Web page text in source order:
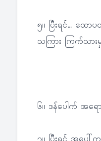
၅။ ပြီးရင်… ထေ
သကြား ကြက်သာ
၆။ ဒန်ပေါက် အရ